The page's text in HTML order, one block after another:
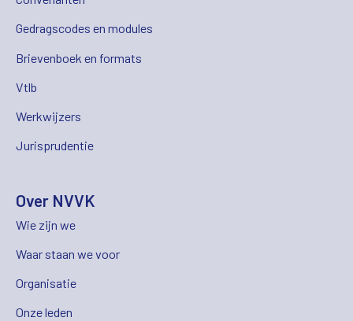
Gedragscodes en modules
Brievenboek en formats
Vtlb
Werkwijzers
Jurisprudentie
Over NVVK
Wie zijn we
Waar staan we voor
Organisatie
Onze leden